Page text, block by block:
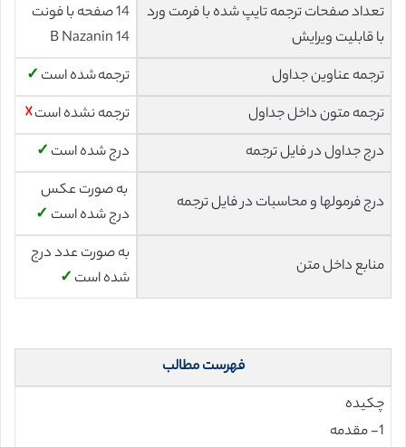
تعداد صفحات ترجمه تایپ شده با فرمت ورد
با قابلیت ویرایش
14 صفحه با فونت
14 B Nazanin
ترجمه عناوین جداول
ترجمه شده است ✓
ترجمه متون داخل جداول
ترجمه نشده است☓
درج جداول در فایل ترجمه
درج شده است ✓
درج فرمولها و محاسبات در فایل ترجمه
به صورت عکس
درج شده است ✓
منابع داخل متن
به صورت عدد درج
شده است ✓
فهرست مطالب
چکیده
1- مقدمه